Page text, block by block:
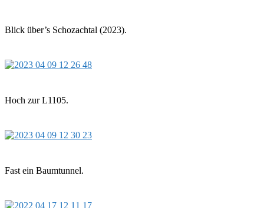
Blick über’s Schozachtal (2023).
Hoch zur L1105.
Fast ein Baumtunnel.